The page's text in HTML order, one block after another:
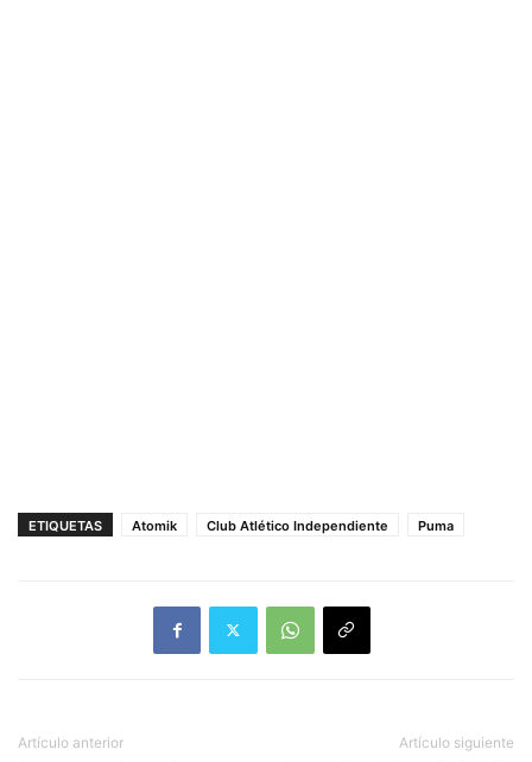
ETIQUETAS Atomik Club Atlético Independiente Puma
Artículo anterior Artículo siguiente